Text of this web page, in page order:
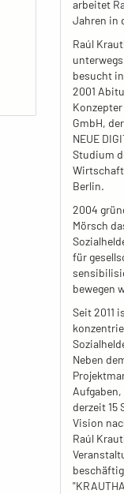
arbeitet
Jahren in
Raúl
besucht
2001
GmbH,
NEUE
Studium
Berlin.
2004
Mörsch
für
bewegen
Seit 2011
Neben
derzeit 15
Vision
Raúl